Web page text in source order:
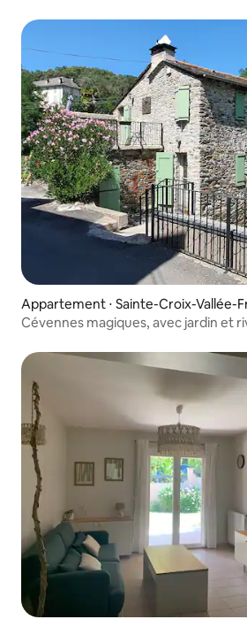
Appartement ⋅ Sainte-Croix-Vallée-
Cévennes magiques, avec jardin et